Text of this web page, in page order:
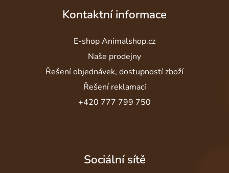
Kontaktní informace
E-shop Animalshop.cz
Naše prodejny
Řešení objednávek, dostupností zboží
Řešení reklamací
+420 777 799 750
Sociální sítě